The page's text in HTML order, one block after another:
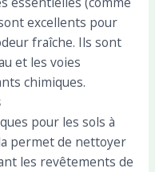
excellents pour
fraîche. Ils sont
et les voies
chimiques.
pour les sols à
permet de nettoyer
les revêtements de